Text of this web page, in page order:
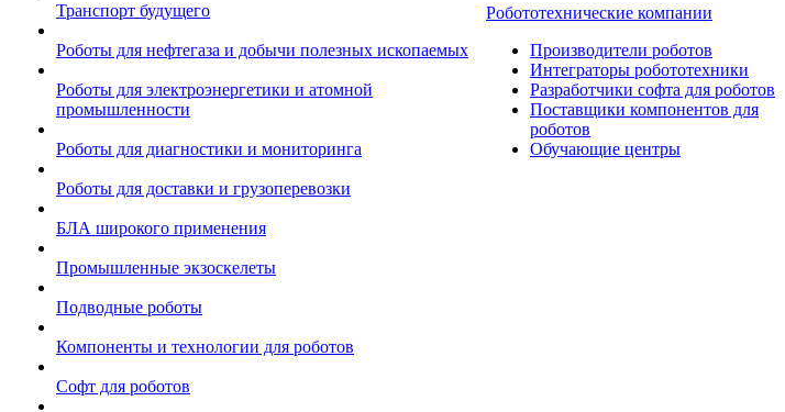
Транспорт будущего
Роботы для нефтегаза и добычи полезных ископаемых
Роботы для электроэнергетики и атомной
промышленности
Роботы для диагностики и мониторинга
Роботы для доставки и грузоперевозки
БЛА широкого применения
Промышленные экзоскелеты
Подводные роботы
Компоненты и технологии для роботов
Софт для роботов
Робототехнические компании
Производители роботов
Интеграторы робототехники
Разработчики софта для роботов
Поставщики компонентов для
роботов
Обучающие центры